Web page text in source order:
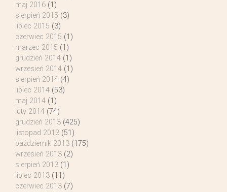
maj 2016 (1)
sierpień 2015 (3)
lipiec 2015 (3)
czerwiec 2015 (1)
marzec 2015 (1)
grudzień 2014 (1)
wrzesień 2014 (1)
sierpień 2014 (4)
lipiec 2014 (53)
maj 2014 (1)
luty 2014 (74)
grudzień 2013 (425)
listopad 2013 (51)
październik 2013 (175)
wrzesień 2013 (2)
sierpień 2013 (1)
lipiec 2013 (11)
czerwiec 2013 (7)